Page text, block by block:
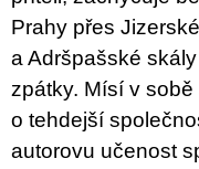
Prahy přes
a Adršpašské
zpátky. Mísí v
o tehdejší
autorovu učenost